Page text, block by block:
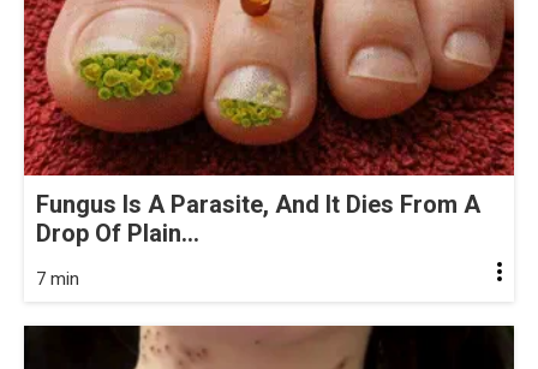
Fungus Is A Parasite, And It Dies From A
Drop Of Plain...
7 min